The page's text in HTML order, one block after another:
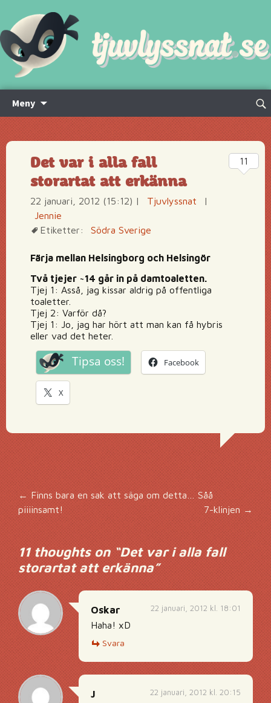
Meny
innehåll
Sök
Det var i alla fall
storartat att erkänna
22 januari, 2012 (15:12) | Tjuvlyssnat
|
Jennie
Etiketter:
Södra Sverige
Färja mellan Helsingborg och Helsingör
Två tjejer ~14 går in på damtoaletten.
Tjej 1: Asså, jag kissar aldrig på offentliga
toaletter.
Tjej 2: Varför då?
Tjej 1: Jo, jag har hört att man kan få hybris
eller vad det heter.
Tipsa oss! Facebook
X
11
Inläggsnavigering
← Finns bara en sak att säga om detta… Såå
piiiinsamt!
7-klinjen→
11 thoughts on “Det var i alla fall
storartat att erkänna”
22 januari, 2012 kl. 18:01
Oskar
Haha! xD
Svara
22 januari, 2012 kl. 20:15
J